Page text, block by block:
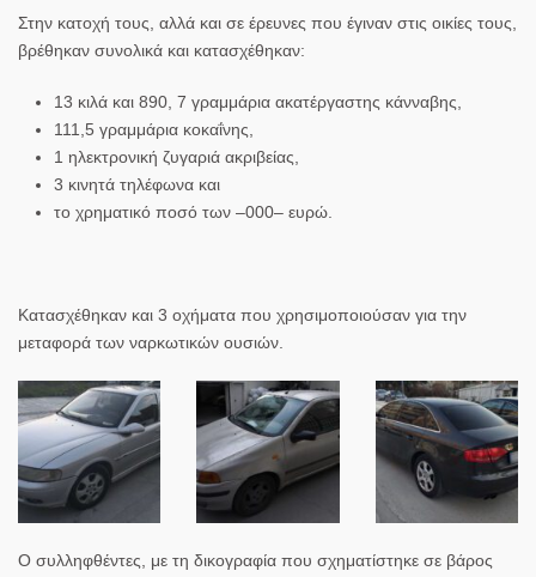
Στην κατοχή τους, αλλά και σε έρευνες που έγιναν στις οικίες τους,
βρέθηκαν συνολικά και κατασχέθηκαν:
13 κιλά και 890, 7 γραμμάρια ακατέργαστης κάνναβης
111,5 γραμμάρια κοκαΐνης
1 ηλεκτρονική ζυγαριά ακριβείας,
3 κινητά τηλέφωνα και
το χρηματικό ποσό των –000– ευρώ
Κατασχέθηκαν και 3 οχήματα που χρησιμοποιούσαν για την
μεταφορά των ναρκωτικών ουσιών.
Ο συλληφθέντες, με τη δικογραφία που σχηματίστηκε σε βάρος